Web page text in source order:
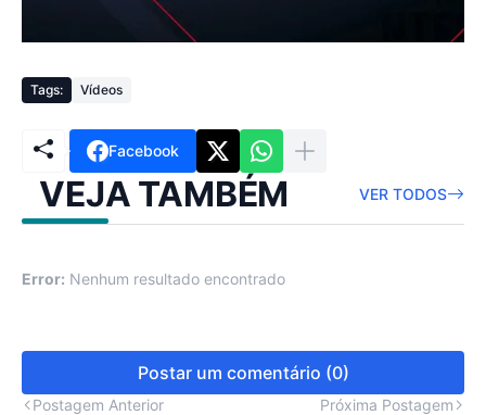
Tags: Vídeos
Facebook
VEJA TAMBÉM VER TODOS
Error: Nenhum resultado encontrado
Postar um comentário (0)
Postagem Anterior Próxima Postagem